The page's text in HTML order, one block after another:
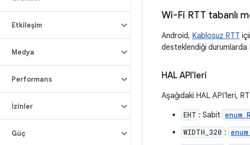
Etkileşim
Medya
Performans
İzinler
Güç
Wi-Fi RTT tabanlı
Android, Kablosuz RTT
desteklendiği durumlarda
HAL API'leri
Aşağıdaki HAL API'leri,
EHT : Sabit enum
WIDTH_320 :